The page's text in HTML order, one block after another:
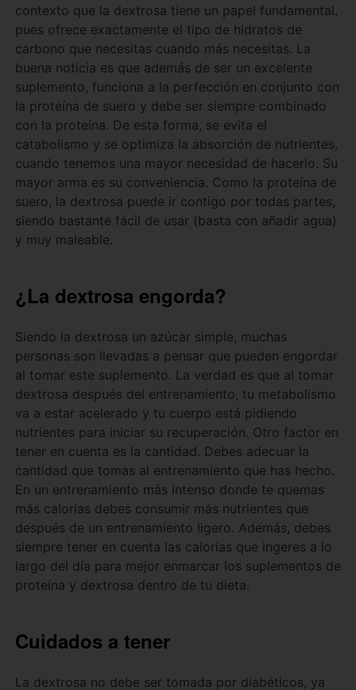
contexto que la dextrosa tiene un papel fundamental,
pues ofrece exactamente el tipo de hidratos de
carbono que necesitas cuando más necesitas. La
buena noticia es que además de ser un excelente
suplemento, funciona a la perfección en conjunto con
la proteína de suero y debe ser siempre combinado
con la proteína. De esta forma, se evita el
catabolismo y se optimiza la absorción de nutrientes,
cuando tenemos una mayor necesidad de hacerlo. Su
mayor arma es su conveniencia. Como la proteína de
suero, la dextrosa puede ir contigo por todas partes,
siendo bastante fácil de usar (basta con añadir agua)
y muy maleable.
¿La dextrosa engorda?
Siendo la dextrosa un azúcar simple, muchas
personas son llevadas a pensar que pueden engordar
al tomar este suplemento. La verdad es que al tomar
dextrosa después del entrenamiento, tu metabolismo
va a estar acelerado y tu cuerpo está pidiendo
nutrientes para iniciar su recuperación. Otro factor en
tener en cuenta es la cantidad. Debes adecuar la
cantidad que tomas al entrenamiento que has hecho.
En un entrenamiento más intenso donde te quemas
más calorías debes consumir más nutrientes que
después de un entrenamiento ligero. Además, debes
siempre tener en cuenta las calorías que ingeres a lo
largo del día para mejor enmarcar los suplementos de
proteína y dextrosa dentro de tu dieta.
Cuidados a tener
La dextrosa no debe ser tomada por diabéticos, ya